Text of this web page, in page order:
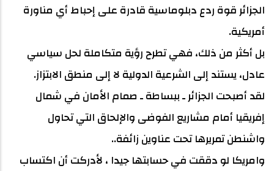
الجزائر قوة ردع دبلوماسية قادرة على إحباط أي مناورة
أمريكية.
بل أكثر من ذلك، فهي تطرح رؤية متكاملة لحل سياسي
عادل، يستند إلى الشرعية الدولية لا إلى منطق الابتزاز.
لقد أصبحت الجزائر ـ ببساطة ـ صمام الأمان في شمال
إفريقيا أمام مشاريع الفوضى والإلحاق التي تحاول
واشنطن تمريرها تحت عناوين زائفة..
وامريكا لو دققت في حسابتها جيدا ، لأدركت أن اكتساب